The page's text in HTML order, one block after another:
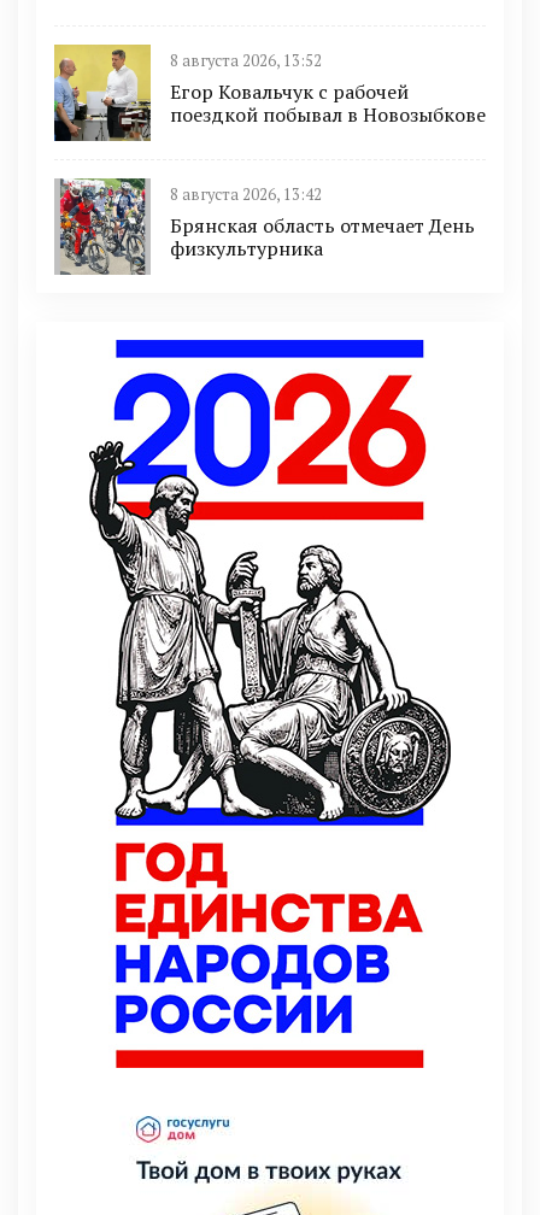
8 августа 2026, 13:52
Егор Ковальчук с рабочей
поездкой побывал в Новозыбкове
8 августа 2026, 13:42
Брянская область отмечает День
физкультурника